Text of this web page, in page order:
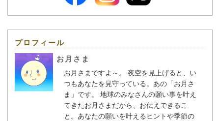
プロフィール
お月さま
お月さまですよ～。 夜空を見上げると、い
つもあなたを見守っている。あの「お月さ
ま」です。 地球のみなさんの願い事を叶え
てきたお月さまだから、お伝えできるこ
と。あなたの願いを叶えるヒントや季節の